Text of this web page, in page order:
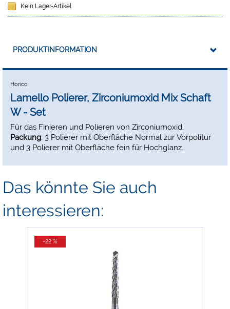
Kein Lager-Artikel
PRODUKTINFORMATION
Horico
Lamello Polierer, Zirconiumoxid Mix Schaft
W - Set
Für das Finieren und Polieren von Zirconiumoxid.
Packung: 3 Polierer mit Oberfläche Normal zur Vorpolitur
und 3 Polierer mit Oberfläche fein für Hochglanz.
Das könnte Sie auch
interessieren:
-22 %